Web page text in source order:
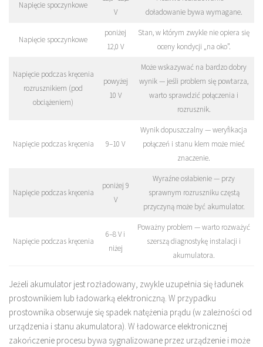
Napięcie spoczynkowe
V
doładowanie bywa wymagane.
Napięcie spoczynkowe
poniżej
12,0 V
Stan, w którym zwykle nie opiera się
oceny kondycji „na oko”.
Napięcie podczas kręcenia
rozrusznikiem (pod
obciążeniem)
powyżej
10 V
Może wskazywać na bardzo dobry
wynik — jeśli problem się powtarza,
warto sprawdzić połączenia i
rozrusznik.
Napięcie podczas kręcenia 9–10 V
Wynik dopuszczalny — weryfikacja
połączeń i stanu klem może mieć
znaczenie.
Napięcie podczas kręcenia
poniżej 9
V
Wyraźne osłabienie — przy
sprawnym rozruszniku częstą
przyczyną może być akumulator.
Napięcie podczas kręcenia
6–8 V i
niżej
Poważny problem — warto rozważyć
szerszą diagnostykę instalacji i
akumulatora.
Jeżeli akumulator jest rozładowany, zwykle uzupełnia się ładunek
prostownikiem lub ładowarką elektroniczną. W przypadku
prostownika obserwuje się spadek natężenia prądu (w zależności od
urządzenia i stanu akumulatora). W ładowarce elektronicznej
zakończenie procesu bywa sygnalizowane przez urządzenie i może